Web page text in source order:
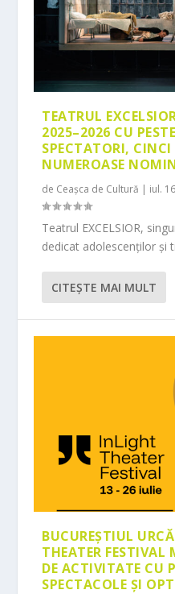
TEATRUL
2025–2026 CU
SPECTATORI, CINCI
NUMEROASE
de Ceașca de Cultură | iul.
Teatrul EXCELSIOR,
dedicat adolescenților și
CITEŞTE MAI MULT
BUCUREȘTIUL
THEATER FESTIVAL
DE ACTIVITATE CU
SPECTACOLE ȘI